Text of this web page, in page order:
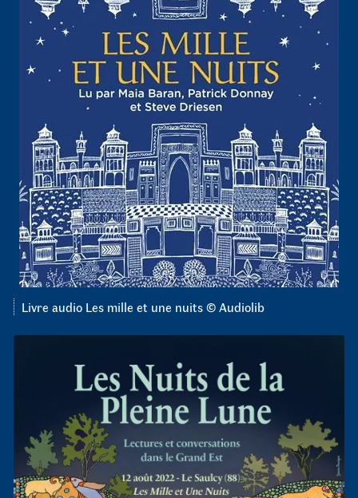
Livre audio Les mille et une nuits © Audiolib